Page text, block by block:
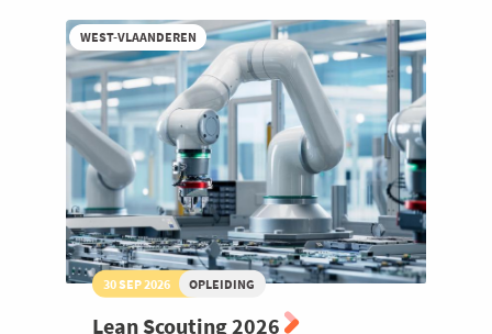
met
AI
en
RPA
WEST-VLAANDEREN
30 SEP 2026 OPLEIDING
Lean Scouting 2026